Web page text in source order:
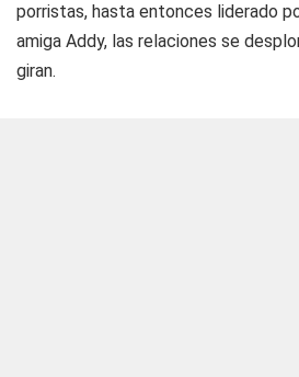
porristas, hasta entonces liderado
amiga Addy, las relaciones se
giran.